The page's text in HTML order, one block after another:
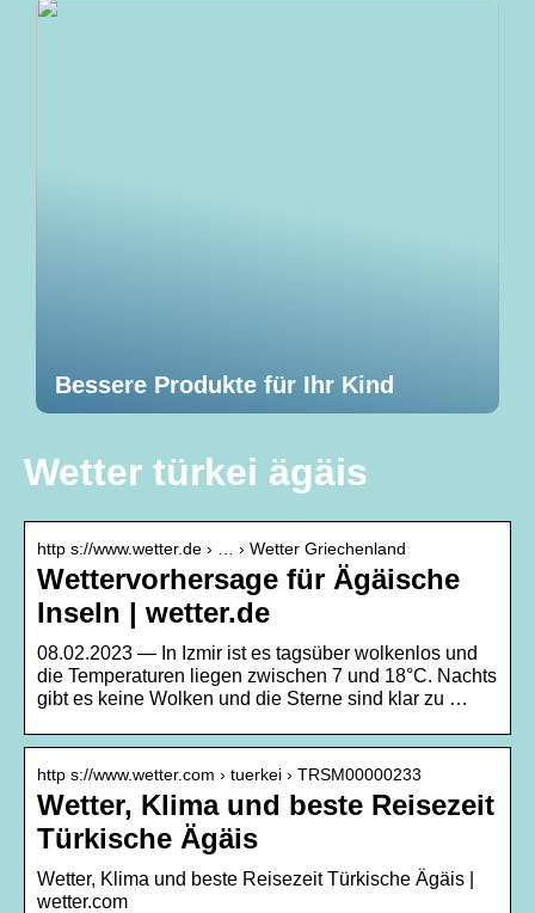
Bessere Produkte für Ihr Kind
Wetter türkei ägäis
http s://www.wetter.de › … › Wetter Griechenland
Wettervorhersage für Ägäische
Inseln | wetter.de
08.02.2023 — In Izmir ist es tagsüber wolkenlos und
die Temperaturen liegen zwischen 7 und 18°C. Nachts
gibt es keine Wolken und die Sterne sind klar zu …
http s://www.wetter.com › tuerkei › TRSM00000233
Wetter, Klima und beste Reisezeit
Türkische Ägäis
Wetter, Klima und beste Reisezeit Türkische Ägäis |
wetter.com